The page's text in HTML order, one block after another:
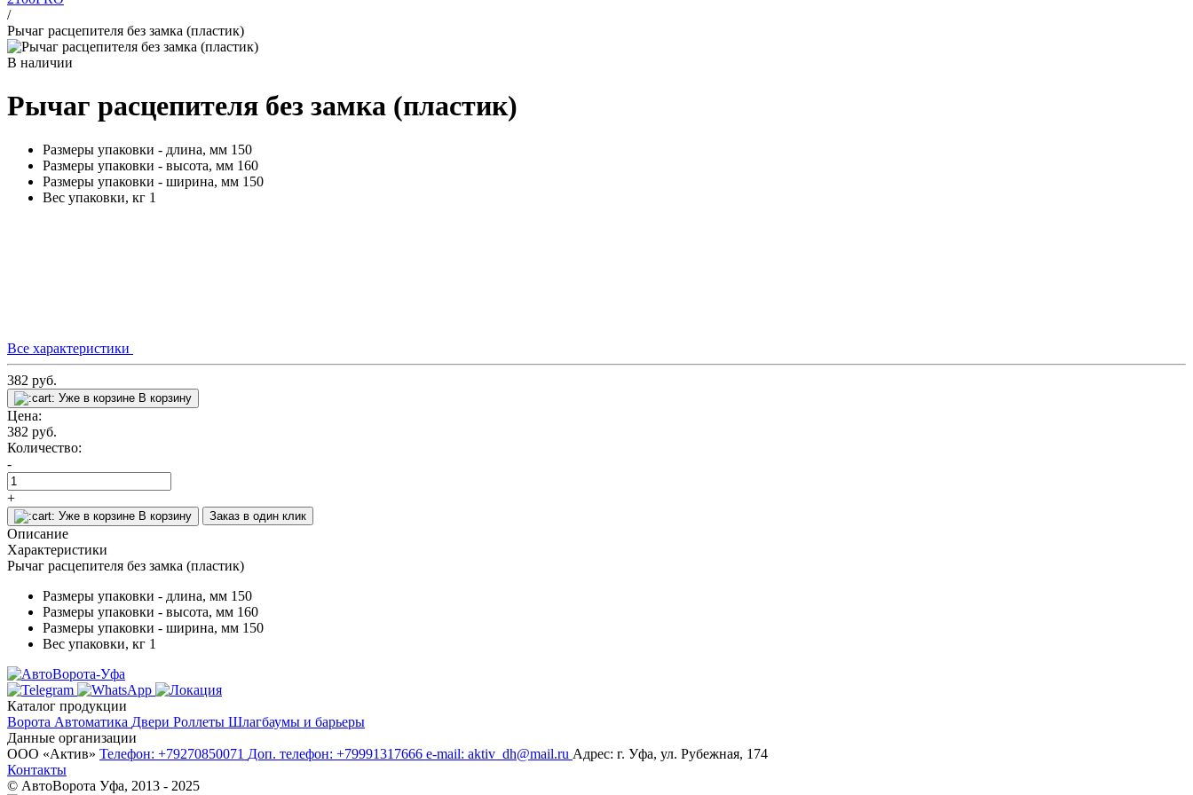
/
Рычаг расцепителя без замка (пластик)
В наличии
Рычаг расцепителя без замка (пластик)
Размеры упаковки - длина, мм 150
Размеры упаковки - высота, мм 160
Размеры упаковки - ширина, мм 150
Вес упаковки, кг 1
Все характеристики
382 руб.
Уже в корзине В корзину
Цена:
382 руб.
Количество:
-
+
Уже в корзине В корзину Заказ в один клик
Описание
Характеристики
Рычаг расцепителя без замка (пластик)
Размеры упаковки - длина, мм 150
Размеры упаковки - высота, мм 160
Размеры упаковки - ширина, мм 150
Вес упаковки, кг 1
Каталог продукции
Ворота Автоматика Двери Роллеты Шлагбаумы и барьеры
Данные организации
ООО «‎Актив»‎ Телефон: +79270850071 Доп. телефон: +79991317666 e-mail: aktiv_dh@mail.ru Адрес: г. Уфа, ул. Рубежная, 174
Контакты
© АвтоВорота Уфа, 2013 - 2025